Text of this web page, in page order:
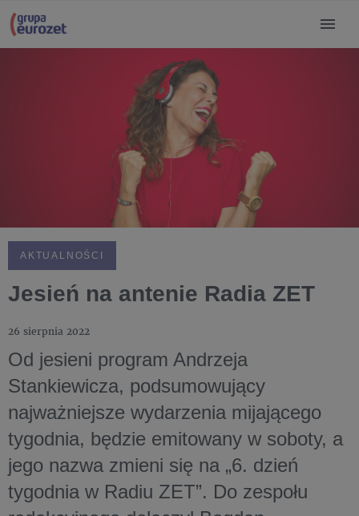
AKTUALNOŚCI
Jesień na antenie Radia ZET
26 sierpnia 2022
Od jesieni program Andrzeja
Stankiewicza, podsumowujący
najważniejsze wydarzenia mijającego
tygodnia, będzie emitowany w soboty, a
jego nazwa zmieni się na „6. dzień
tygodnia w Radiu ZET”. Do zespołu